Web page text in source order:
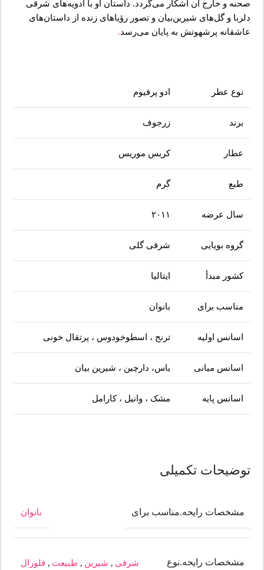
صحنه و خارج آن آشکار می‌گردد. داستان او با ادویه‌های شرقی
دلربا و گل‌های شیرین‌بیان و تصور رؤیاهای زنده از داستان‌های
عاشقانه پرشهوتش به پایان می‌رسد.
نوع عطر ادو پرفیوم
برند زرجوف
عطار کریس موریس
طبع گرم
سال عرضه ۲۰۱۱
گروه بویایی شرقی گلی
کشور مبدأ ایتالیا
مناسب برای بانوان
اسانس اولیه ترنج ، اسطوخودوس ، پرتقال خونی
اسانس میانی یاس، دارچین ، شیرین بیان
اسانس پایه مشک ، وانیل ، کارامل
توضیحات تکمیلی
مشخصات رایحه.مناسب برای بانوان
مشخصات رایحه.نوع
شرقی , شیرین , طبیعت , فلورال